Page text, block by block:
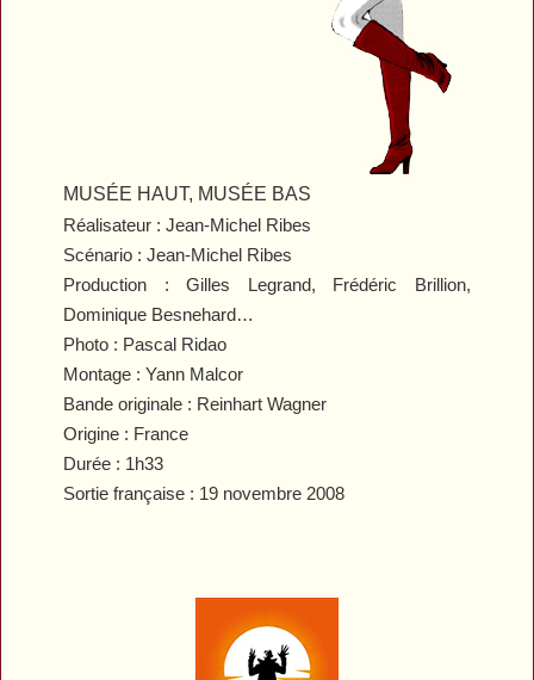
MUSÉE HAUT, MUSÉE BAS
Réalisateur : Jean-Michel Ribes
Scénario : Jean-Michel Ribes
Production : Gilles Legrand, Frédéric Brillion,
Dominique Besnehard…
Photo : Pascal Ridao
Montage : Yann Malcor
Bande originale : Reinhart Wagner
Origine : France
Durée : 1h33
Sortie française : 19 novembre 2008